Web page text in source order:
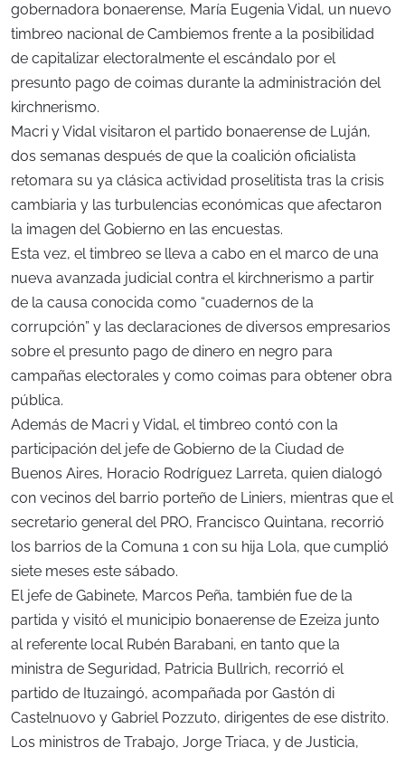
gobernadora bonaerense, María Eugenia Vidal, un nuevo
timbreo nacional de Cambiemos frente a la posibilidad
de capitalizar electoralmente el escándalo por el
presunto pago de coimas durante la administración del
kirchnerismo.
Macri y Vidal visitaron el partido bonaerense de Luján,
dos semanas después de que la coalición oficialista
retomara su ya clásica actividad proselitista tras la crisis
cambiaria y las turbulencias económicas que afectaron
la imagen del Gobierno en las encuestas.
Esta vez, el timbreo se lleva a cabo en el marco de una
nueva avanzada judicial contra el kirchnerismo a partir
de la causa conocida como “cuadernos de la
corrupción” y las declaraciones de diversos empresarios
sobre el presunto pago de dinero en negro para
campañas electorales y como coimas para obtener obra
pública.
Además de Macri y Vidal, el timbreo contó con la
participación del jefe de Gobierno de la Ciudad de
Buenos Aires, Horacio Rodríguez Larreta, quien dialogó
con vecinos del barrio porteño de Liniers, mientras que el
secretario general del PRO, Francisco Quintana, recorrió
los barrios de la Comuna 1 con su hija Lola, que cumplió
siete meses este sábado.
El jefe de Gabinete, Marcos Peña, también fue de la
partida y visitó el municipio bonaerense de Ezeiza junto
al referente local Rubén Barabani, en tanto que la
ministra de Seguridad, Patricia Bullrich, recorrió el
partido de Ituzaingó, acompañada por Gastón di
Castelnuovo y Gabriel Pozzuto, dirigentes de ese distrito.
Los ministros de Trabajo, Jorge Triaca, y de Justicia,